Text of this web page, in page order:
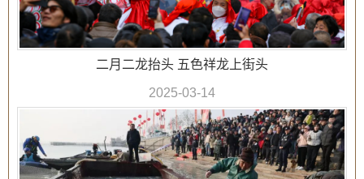
二月二龙抬头 五色祥龙上街头
2025-03-14